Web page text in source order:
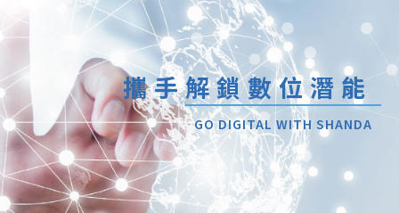
攜手解鎖數位潛能
GO DIGITAL WITH SHANDA